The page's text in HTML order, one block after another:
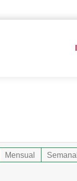
Mensual Semanal